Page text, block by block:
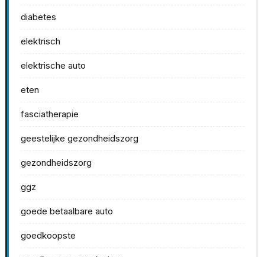
diabetes
elektrisch
elektrische auto
eten
fasciatherapie
geestelijke gezondheidszorg
gezondheidszorg
ggz
goede betaalbare auto
goedkoopste